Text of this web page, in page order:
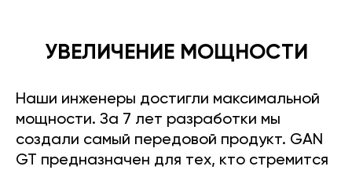
УВЕЛИЧЕНИЕ МОЩНОСТИ
Наши инженеры достигли максимальной
мощности. За 7 лет разработки мы
создали самый передовой продукт. GAN
GT предназначен для тех, кто стремится